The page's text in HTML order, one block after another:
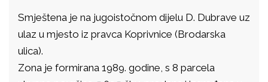
Smještena je na jugoistočnom dijelu D. Dubrave uz
ulaz u mjesto iz pravca Koprivnice (Brodarska
ulica).
Zona je formirana 1989. godine, s 8 parcela